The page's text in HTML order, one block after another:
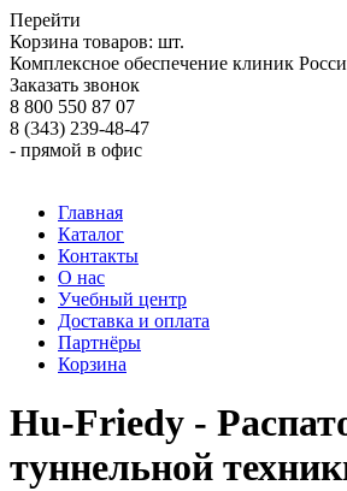
Перейти
Корзина товаров: шт.
Комплексное обеспечение клиник
Заказать звонок
8 800 550 87 07
8 (343) 239-48-47
- прямой в офис
Главная
Каталог
Контакты
О нас
Учебный центр
Доставка и оплата
Партнёры
Корзина
Hu-Friedy -
туннельной